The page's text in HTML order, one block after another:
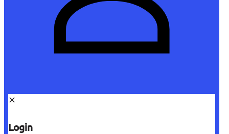
✕
Login